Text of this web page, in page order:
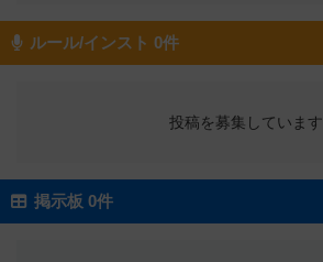
ルール/インスト 0件
投稿を募集しています
掲示板 0件